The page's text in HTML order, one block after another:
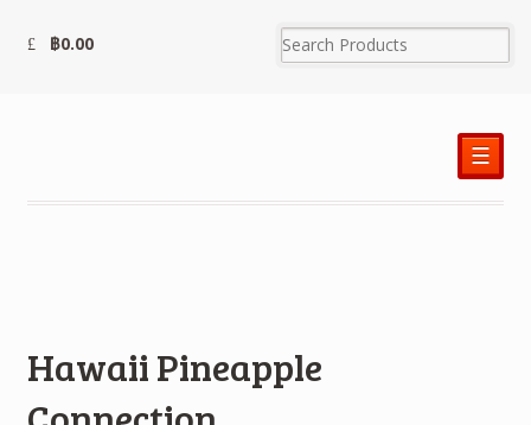
฿0.00
☰
Hawaii Pineapple